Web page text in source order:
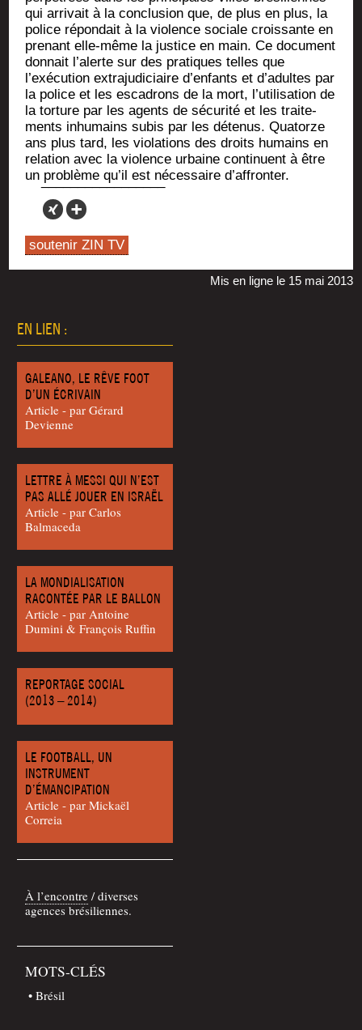
EN LIEN :
GALEANO, LE RÊVE FOOT
D’UN ÉCRIVAIN
Article - par Gérard
Devienne
LETTRE À MESSI QUI N’EST
PAS ALLÉ JOUER EN ISRAËL
Article - par Car­los
Balmaceda
LA MONDIALISATION
RACONTÉE PAR LE BALLON
Article - par Antoine
Dumi­ni & Fran­çois Ruffin
REPORTAGE SOCIAL
(2013 – 2014)
LE FOOTBALL, UN
INSTRUMENT
D’ÉMANCIPATION
Article - par Mickaël
Correia
À l’encontre / diverses
agences brésiliennes.
MOTS-CLÉS
Brésil
qui arri­vait à la conclu­sion que, de plus en plus, la
police répon­dait à la vio­lence sociale crois­sante en
pre­nant elle-même la jus­tice en main. Ce docu­ment
don­nait l’alerte sur des pra­tiques telles que
l’exécution extra­ju­di­ciaire d’enfants et d’adultes par
la police et les esca­drons de la mort, l’utilisation de
la tor­ture par les agents de sécu­ri­té et les trai­te­
ments inhu­mains subis par les déte­nus. Qua­torze
ans plus tard, les vio­la­tions des droits humains en
rela­tion avec la vio­lence urbaine conti­nuent à être
un pro­blème qu’il est néces­saire d’affronter.
soutenir ZIN TV
Mis en ligne le 15 mai 2013